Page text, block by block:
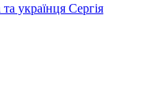
українця Сергія